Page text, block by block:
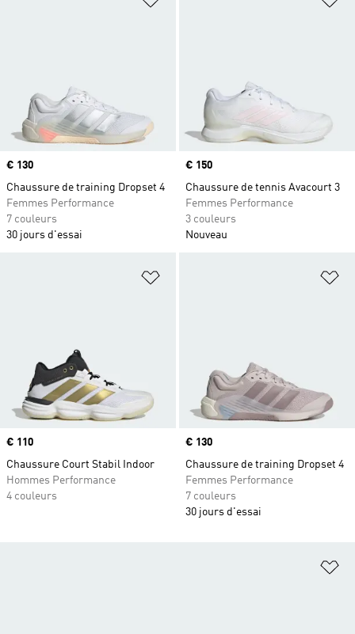
Prix
€ 130
Chaussure de training Dropset 4
Femmes Performance
7 couleurs
30 jours d'essai
Prix
€ 150
Chaussure de tennis Avacourt 3
Femmes Performance
3 couleurs
Nouveau
Ajouter à la Liste de produits
Prix
€ 110
Chaussure Court Stabil Indoor
Hommes Performance
4 couleurs
Prix
€ 130
Chaussure de training Dropset 4
Femmes Performance
7 couleurs
30 jours d'essai